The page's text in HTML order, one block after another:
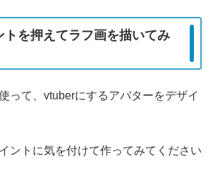
トを押えてラフ画を描いてみ
って、vtuberにするアバターをデザイ
ントに気を付けて作ってみてください